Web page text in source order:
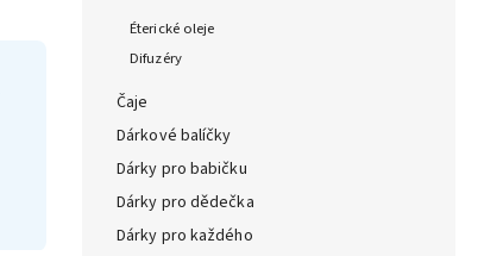
Éterické oleje
Difuzéry
Čaje
Dárkové balíčky
Dárky pro babičku
Dárky pro dědečka
Dárky pro každého